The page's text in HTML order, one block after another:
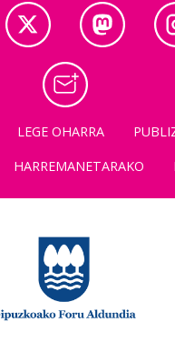
LEGE OHARRA
HARREMANETARAKO